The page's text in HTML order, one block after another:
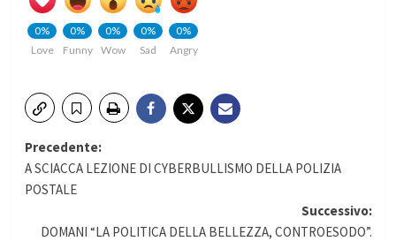
0%
Love
0%
Funny
0%
Wow
0%
Sad
0%
Angry
Navigazione
articolo
Precedente:
A SCIACCA LEZIONE DI CYBERBULLISMO DELLA POLIZIA
POSTALE
Successivo:
DOMANI “LA POLITICA DELLA BELLEZZA, CONTROESODO”.